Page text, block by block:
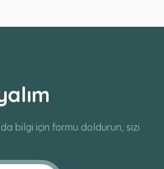
bilgi için formu doldurun, sizi